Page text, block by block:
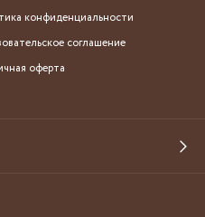
конфиденциальности
соглашение
оферта